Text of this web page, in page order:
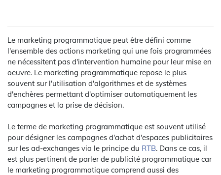
Le marketing programmatique peut être défini comme
l'ensemble des actions marketing qui une fois programmées
ne nécessitent pas d'intervention humaine pour leur mise en
oeuvre. Le marketing programmatique repose le plus
souvent sur l'utilisation d'algorithmes et de systèmes
d'enchères permettant d'optimiser automatiquement les
campagnes et la prise de décision.
Le terme de marketing programmatique est souvent utilisé
pour désigner les campagnes d'achat d'espaces publicitaires
sur les ad-exchanges via le principe du RTB. Dans ce cas, il
est plus pertinent de parler de publicité programmatique car
le marketing programmatique comprend aussi des